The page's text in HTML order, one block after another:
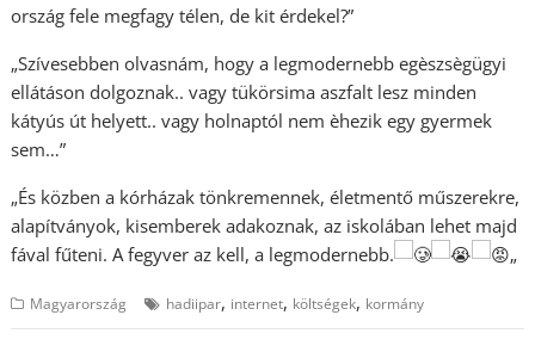
ország fele megfagy télen, de kit érdekel?”
„Szívesebben olvasnám, hogy a legmodernebb egèszsègügyi
ellátáson dolgoznak.. vagy tükörsima aszfalt lesz minden
kátyús út helyett.. vagy holnaptól nem èhezik egy gyermek
sem…”
„És közben a kórházak tönkremennek, életmentő műszerekre,
alapítványok, kisemberek adakoznak, az iskolában lehet majd
fával fűteni. A fegyver az kell, a legmodernebb.
„
Magyarország hadiipar, internet, költségek, kormány